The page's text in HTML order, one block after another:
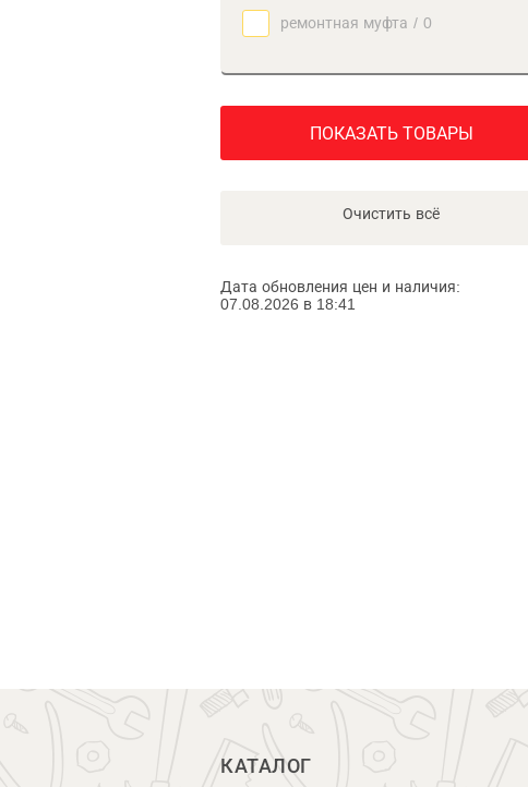
ремонтная муфта / 0
ПОКАЗАТЬ ТОВАРЫ
Очистить всё
Дата обновления цен и наличия:
07.08.2026 в 18:41
КАТАЛОГ